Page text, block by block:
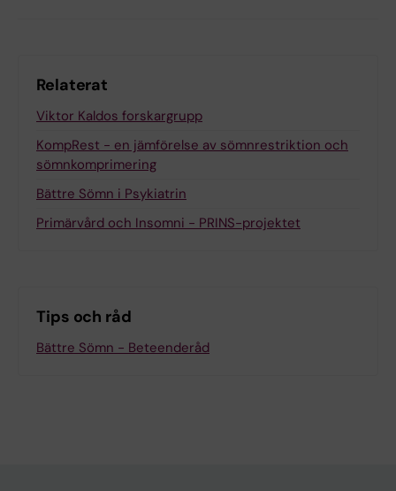
Relaterat
Viktor Kaldos forskargrupp
KompRest - en jämförelse av sömnrestriktion och
sömnkomprimering
Bättre Sömn i Psykiatrin
Primärvård och Insomni - PRINS-projektet
Tips och råd
Bättre Sömn - Beteenderåd